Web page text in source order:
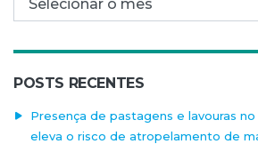
POSTS RECENTES
Presença de pastagens e lavouras
eleva o risco de atropelamento de